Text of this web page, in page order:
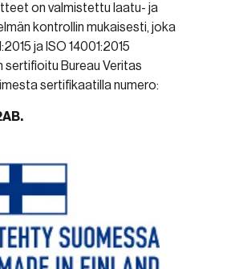
on valmistettu laatu- ja
kontrollin mukaisesti, joka
ja ISO 14001:2015
sertifioitu Bureau Veritas
sertifikaatilla numero: